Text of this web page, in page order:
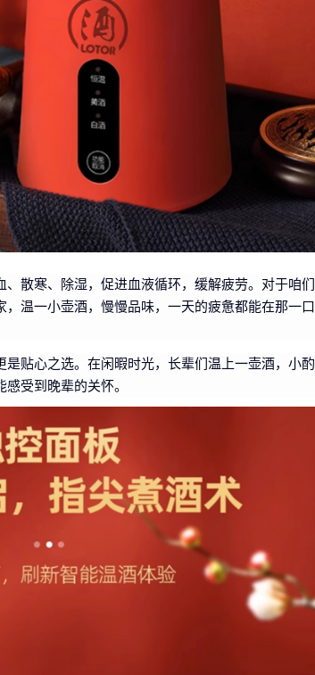
散寒、除湿，促进血液循环，缓解疲劳。对于咱们
温一小壶酒，慢慢品味，一天的疲惫都能在那一口
贴心之选。在闲暇时光，长辈们温上一壶酒，小酌
受到晚辈的关怀。